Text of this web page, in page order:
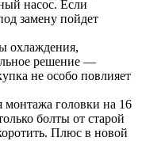
насос. Если
замену пойдет
охлаждения,
решение —
не особо повлияет
монтажа головки на 16
болты от старой
Плюс в новой